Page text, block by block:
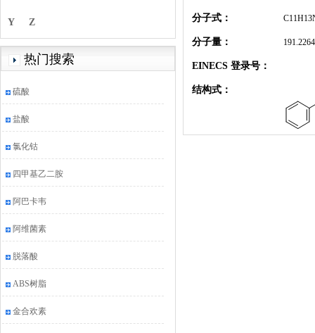
Y Z
热门搜索
硫酸
盐酸
氯化钴
四甲基乙二胺
阿巴卡韦
阿维菌素
脱落酸
ABS树脂
金合欢素
分子式：
分子量： 191.2264
EINECS 登录号：
结构式：